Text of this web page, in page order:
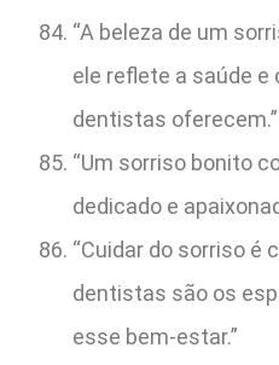
“A beleza de um
ele reflete a saúde e
dentistas oferecem.”
“Um sorriso bonito
dedicado e
“Cuidar do sorriso é
dentistas são os
esse bem-estar.”